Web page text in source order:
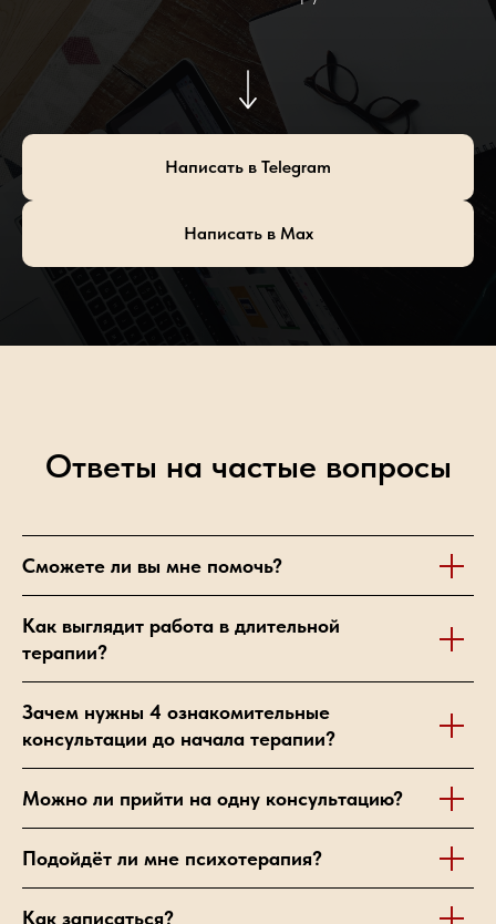
Написать в Telegram
Написать в Max
Ответы на частые вопросы
Сможете ли вы мне помочь?
Как выглядит работа в длительной
терапии?
Зачем нужны 4 ознакомительные
консультации до начала терапии?
Можно ли прийти на одну консультацию?
Подойдёт ли мне психотерапия?
Как записаться?